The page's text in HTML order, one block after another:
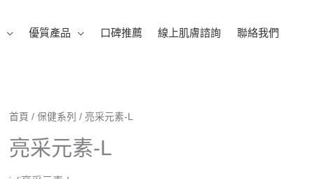
優質產品 口碑推薦 線上肌膚諮詢 聯絡我們
首頁 /保健系列 / 亮采元素-L
亮采元素-L